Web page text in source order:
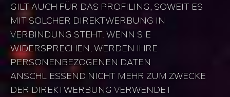
GILT AUCH FÜR DAS PROFILING, SOWEIT ES
MIT SOLCHER DIREKTWERBUNG IN
VERBINDUNG STEHT. WENN SIE
WIDERSPRECHEN, WERDEN IHRE
PERSONENBEZOGENEN DATEN
ANSCHLIESSEND NICHT MEHR ZUM ZWECKE
DER DIREKTWERBUNG VERWENDET